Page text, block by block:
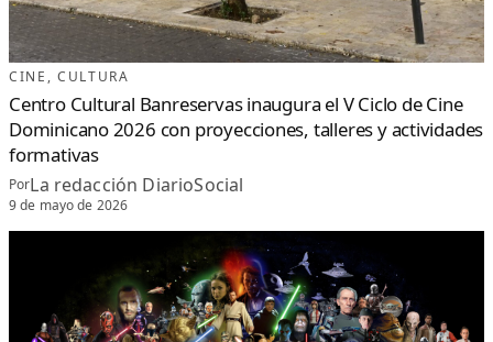
CINE , CULTURA
Centro Cultural Banreservas inaugura el V Ciclo de Cine
Dominicano 2026 con proyecciones, talleres y actividades
formativas
PorLa redacción DiarioSocial
9 de mayo de 2026